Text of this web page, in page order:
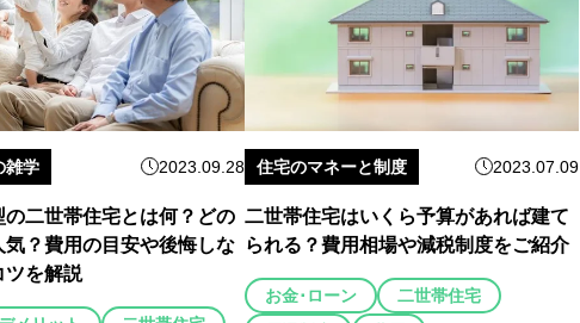
雑学 2023.09.28
の二世帯住宅とは何？どの
気？費用の目安や後悔しな
ツを解説
住宅のマネーと制度 2023.07.09
二世帯住宅はいくら予算があれば建て
られる？費用相場や減税制度をご紹介
お金･ローン
二世帯住宅